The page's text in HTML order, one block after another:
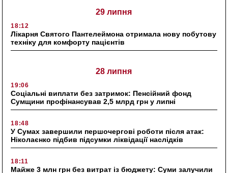
29 липня
18:12
Лікарня Святого Пантелеймона отримала нову побутову
техніку для комфорту пацієнтів
28 липня
19:06
Соціальні виплати без затримок: Пенсійний фонд
Сумщини профінансував 2,5 млрд грн у липні
18:48
У Сумах завершили першочергові роботи після атак:
Ніколаєнко підбив підсумки ліквідації наслідків
18:11
Майже 3 млн грн без витрат із бюджету: Суми залучили